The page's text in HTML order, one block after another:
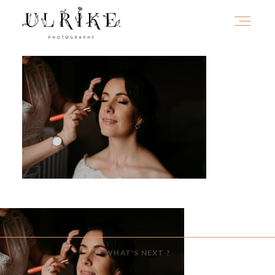
WHAT'S NEXT ?
A PROPOS
PORTFOLIO
JOURNAL